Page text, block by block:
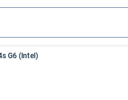
G6 (Intel)